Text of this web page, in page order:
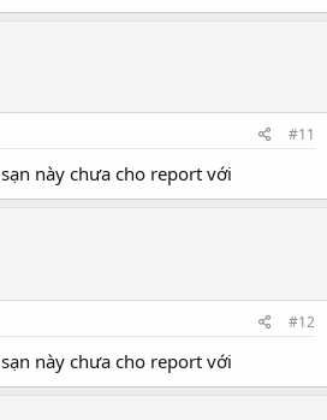
#11
này chưa cho report với
#12
này chưa cho report với